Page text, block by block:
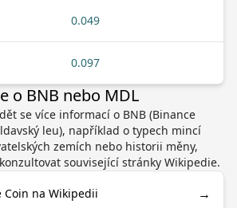
0.049
0.097
o BNB nebo MDL
se více informací o BNB (Binance
leu), například o typech mincí
zemích nebo historii měny,
související stránky Wikipedie.
Coin na Wikipedii →